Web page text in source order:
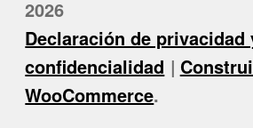
2026
Declaración de privacidad
confidencialidad
WooCommerce.